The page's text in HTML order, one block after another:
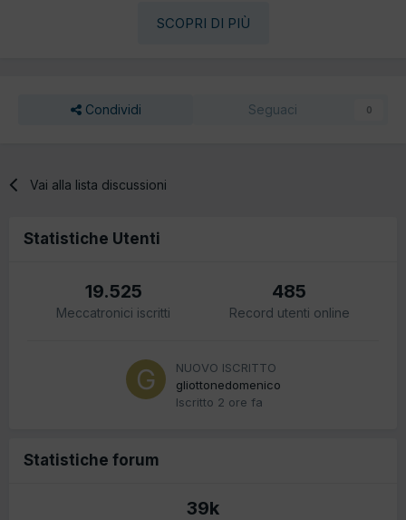
SCOPRI DI PIÙ
Condividi Seguaci 0
Vai alla lista discussioni
Statistiche Utenti
19.525
Meccatronici iscritti
485
Record utenti online
NUOVO ISCRITTO
gliottonedomenico
Iscritto 2 ore fa
Statistiche forum
39k